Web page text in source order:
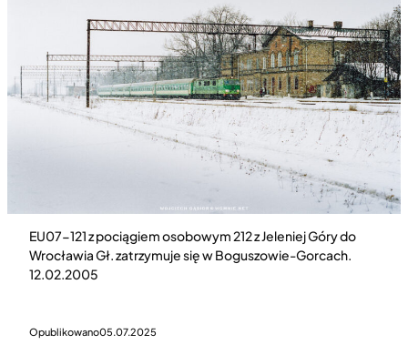
EU07-121 z pociągiem osobowym 212 z Jeleniej Góry do
Wrocławia Gł. zatrzymuje się w Boguszowie-Gorcach.
12.02.2005
Opublikowano05.07.2025